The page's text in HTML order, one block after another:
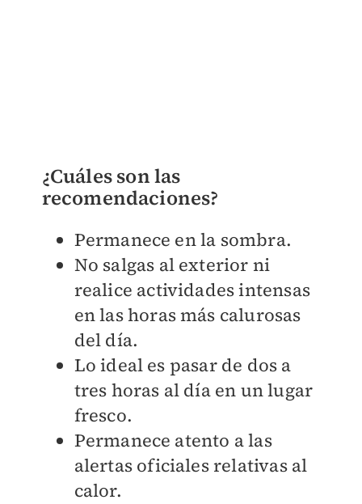
¿Cuáles son las
recomendaciones?
Permanece en la sombra.
No salgas al exterior ni
realice actividades intensas
en las horas más calurosas
del día.
Lo ideal es pasar de dos a
tres horas al día en un lugar
fresco.
Permanece atento a las
alertas oficiales relativas al
calor.